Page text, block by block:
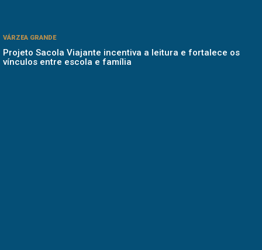
VÁRZEA GRANDE
Projeto Sacola Viajante incentiva a leitura e fortalece os
vínculos entre escola e família